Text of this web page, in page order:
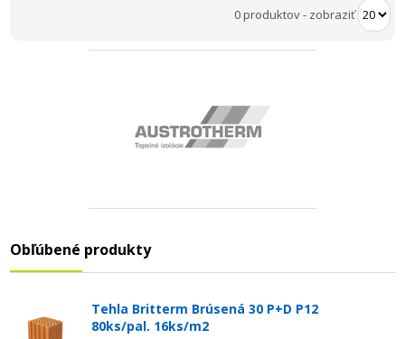
0 produktov- zobraziť
Obľúbené produkty
Tehla Britterm Brúsená 30 P+D P12
80ks/pal. 16ks/m2